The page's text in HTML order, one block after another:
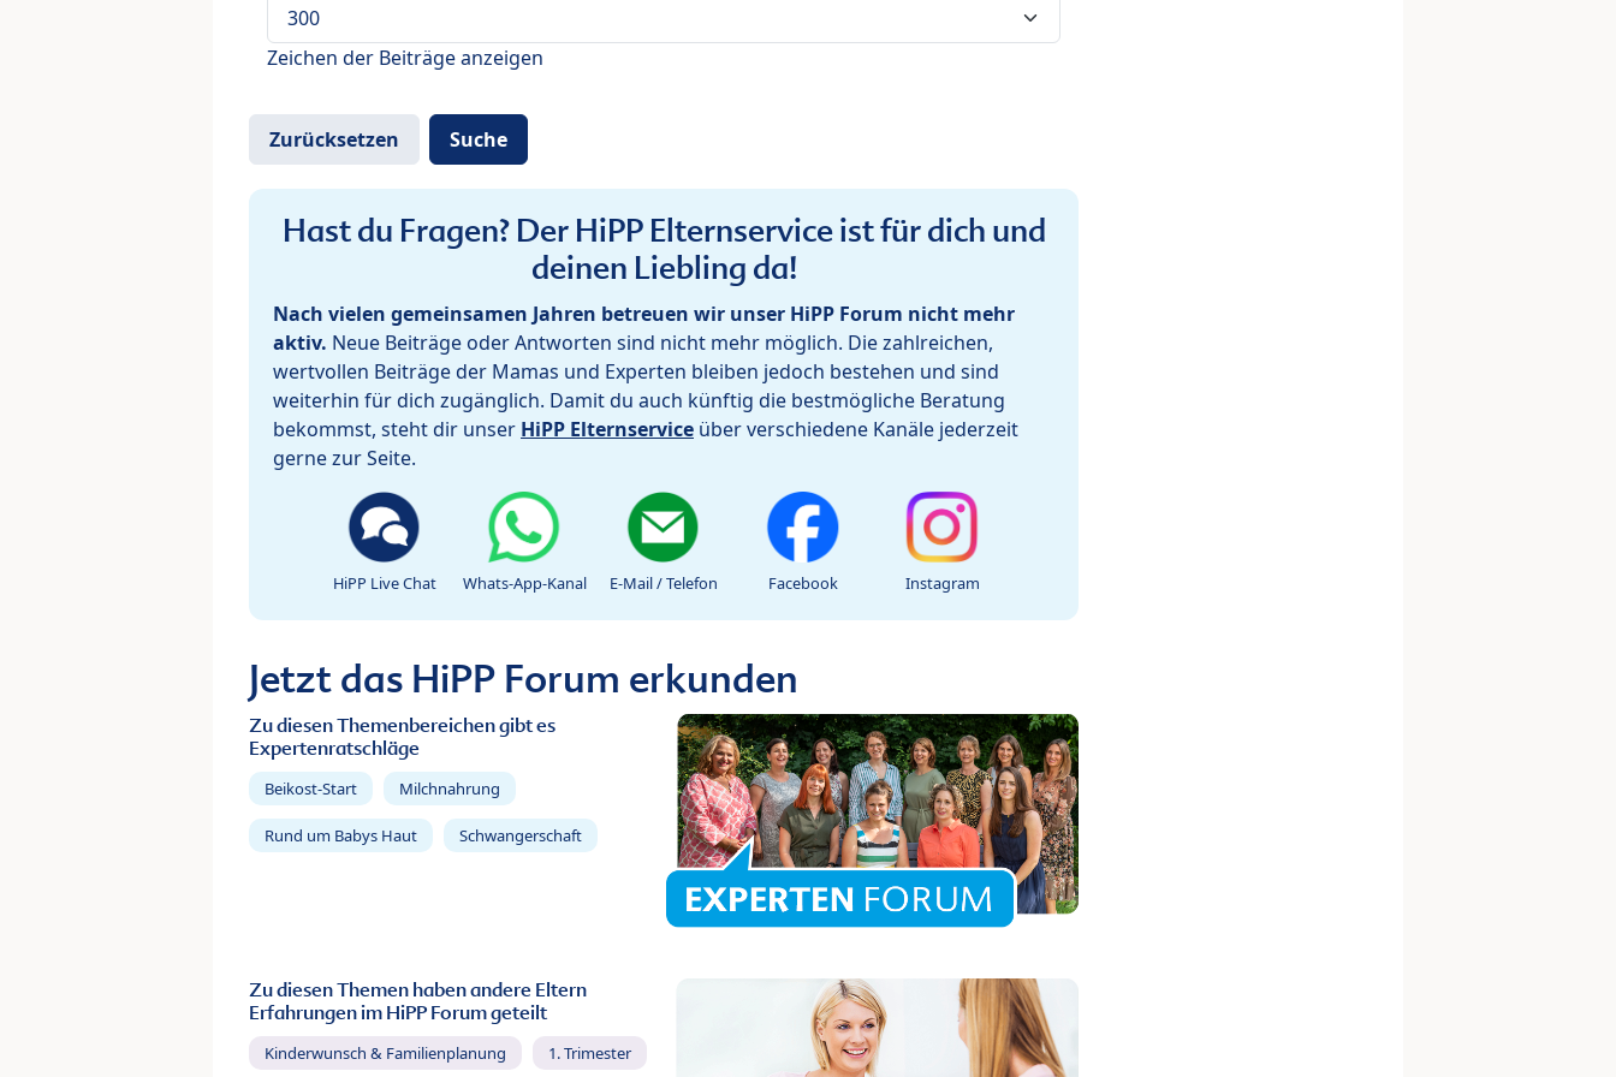
Zeichen der Beiträge anzeigen
Hast du Fragen? Der HiPP Elternservice ist für dich und
deinen Liebling da!
Nach vielen gemeinsamen Jahren betreuen wir unser HiPP Forum nicht mehr
aktiv. Neue Beiträge oder Antworten sind nicht mehr möglich. Die zahlreichen,
wertvollen Beiträge der Mamas und Experten bleiben jedoch bestehen und sind
weiterhin für dich zugänglich. Damit du auch künftig die bestmögliche Beratung
bekommst, steht dir unser HiPP Elternservice über verschiedene Kanäle jederzeit
gerne zur Seite.
HiPP Live Chat Whats-App-Kanal E-Mail / Telefon Facebook Instagram
Jetzt das HiPP Forum erkunden
Zu diesen Themenbereichen gibt es
Expertenratschläge
Beikost-Start Milchnahrung
Rund um Babys Haut Schwangerschaft
Zu diesen Themen haben andere Eltern
Erfahrungen im HiPP Forum geteilt
Kinderwunsch & Familienplanung 1. Trimester